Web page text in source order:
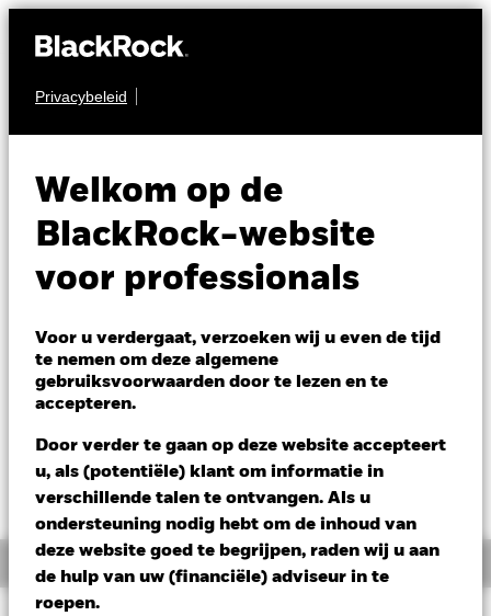
Privacybeleid
Welkom op de
BlackRock-website
voor professionals
Voor u verdergaat, verzoeken wij u even de tijd
te nemen om deze algemene
gebruiksvoorwaarden door te lezen en te
accepteren.
Door verder te gaan op deze website accepteert
u, als (potentiële) klant om informatie in
verschillende talen te ontvangen. Als u
ondersteuning nodig hebt om de inhoud van
deze website goed te begrijpen, raden wij u aan
de hulp van uw (financiële) adviseur in te
roepen.
AANDELEN
Economy
NAV per 06/aug/2026
AUD 9,61
Verandering NAV 1 dag per 06/aug/2026
AUD -0,06 (-0,62%)
Overzicht